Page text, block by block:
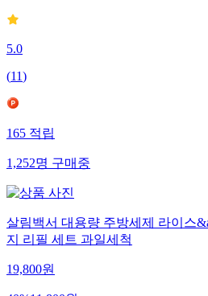
5.0
(11)
165적립
1,252명구매중
살림백서 대용량 주방세제 라이스
지 리필 세트 과일세척
19,800원